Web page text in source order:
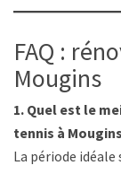
FAQ :
Mougins
1. Quel est le
tennis à
La période idéale